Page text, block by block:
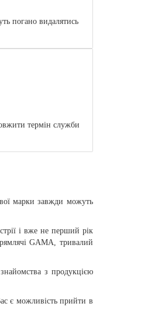
погано видалятись
термін служби
марки завжди можуть
і вже не перший рік
GAMA, тривалий
з продукцією
є можливість прийти в